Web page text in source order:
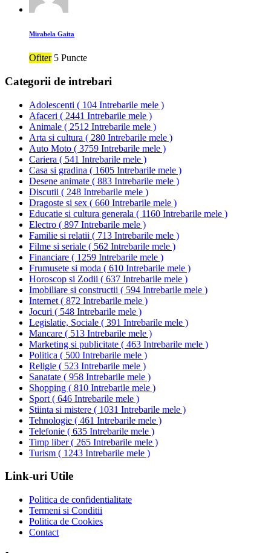
Mirabela Gaita
Ofiter 5 Puncte
Categorii de intrebari
Adolescenti ( 104 Intrebarile mele )
Afaceri ( 2441 Intrebarile mele )
Animale ( 2512 Intrebarile mele )
Arta si cultura ( 280 Intrebarile mele )
Auto Moto ( 3759 Intrebarile mele )
Cariera ( 541 Intrebarile mele )
Casa si gradina ( 1605 Intrebarile mele )
Desene animate ( 883 Intrebarile mele )
Discutii ( 248 Intrebarile mele )
Dragoste si sex ( 660 Intrebarile mele )
Educatie si cultura generala ( 1160 Intrebarile mele )
Electro ( 897 Intrebarile mele )
Familie si relatii ( 713 Intrebarile mele )
Filme si seriale ( 562 Intrebarile mele )
Financiare ( 1259 Intrebarile mele )
Frumusete si moda ( 610 Intrebarile mele )
Horoscop si Zodii ( 637 Intrebarile mele )
Imobiliare si constructii ( 594 Intrebarile mele )
Internet ( 872 Intrebarile mele )
Jocuri ( 548 Intrebarile mele )
Legislatie, Sociale ( 391 Intrebarile mele )
Mancare ( 513 Intrebarile mele )
Marketing si publicitate ( 463 Intrebarile mele )
Politica ( 500 Intrebarile mele )
Religie ( 523 Intrebarile mele )
Sanatate ( 958 Intrebarile mele )
Shopping ( 810 Intrebarile mele )
Sport ( 646 Intrebarile mele )
Stiinta si mistere ( 1031 Intrebarile mele )
Tehnologie ( 461 Intrebarile mele )
Telefonie ( 635 Intrebarile mele )
Timp liber( 265 Intrebarile mele )
Turism ( 1243 Intrebarile mele )
Link-uri Utile
Politica de confidentialitate
Termeni si Conditii
Politica de Cookies
Contact